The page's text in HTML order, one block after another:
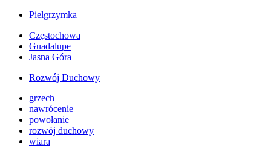
Pielgrzymka
Częstochowa
Guadalupe
Jasna Góra
Rozwój Duchowy
grzech
nawrócenie
powołanie
rozwój duchowy
wiara